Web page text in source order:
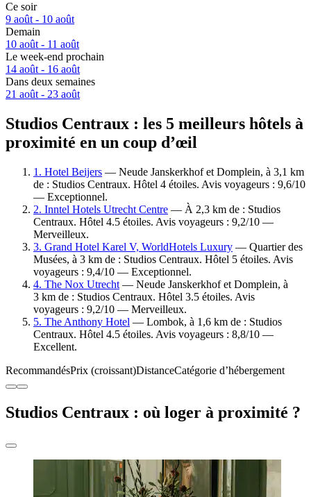
Ce soir
9 août - 10 août
Demain
10 août - 11 août
Le week-end prochain
14 août - 16 août
Dans deux semaines
21 août - 23 août
Studios Centraux : les 5 meilleurs hôtels à
proximité en un coup d’œil
1. Hotel Beijers — Neude Janskerkhof et Domplein, à 3,1 km
de : Studios Centraux. Hôtel 4 étoiles. Avis voyageurs : 9,6/10
— Exceptionnel.
2. Inntel Hotels Utrecht Centre — À 2,3 km de : Studios
Centraux. Hôtel 4.5 étoiles. Avis voyageurs : 9,2/10 —
Merveilleux.
3. Grand Hotel Karel V, WorldHotels Luxury — Quartier des
Musées, à 3 km de : Studios Centraux. Hôtel 5 étoiles. Avis
voyageurs : 9,4/10 — Exceptionnel.
4. The Nox Utrecht — Neude Janskerkhof et Domplein, à
3 km de : Studios Centraux. Hôtel 3.5 étoiles. Avis
voyageurs : 9,2/10 — Merveilleux.
5. The Anthony Hotel — Lombok, à 1,6 km de : Studios
Centraux. Hôtel 4.5 étoiles. Avis voyageurs : 8,8/10 —
Excellent.
RecommandésPrix (croissant)DistanceCatégorie d’hébergement
Studios Centraux : où loger à proximité ?